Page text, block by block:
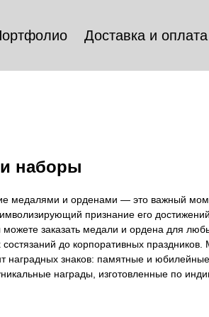
Доставка и оплата
наборы
медалями и орденами — это важный
признание его
можете заказать медали и ордена для
состязаний до корпоративных
наградных знаков: памятные и
награды, изготовленные по